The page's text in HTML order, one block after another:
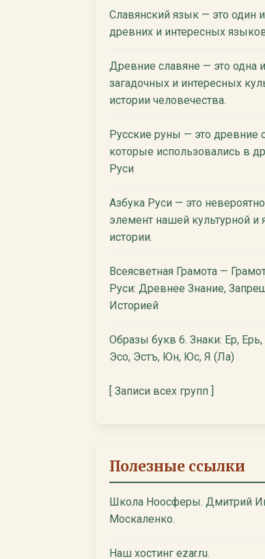
Славянский язык — это один
древних и интересных
Древние славяне — это одна
загадочных и интересных
истории человечества.
Русские руны — это древние
которые использовались в
Руси
Азбука Руси — это
элемент нашей культурной и
истории.
Всеясветная Грамота —
Руси: Древнее Знание,
Историей
Образы букв 6. Знаки: Ер,
Эсо, Эстъ, Юн, Юс, Я (Ла)
[ Записи всех групп ]
Полезные ссылки
Школа Ноосферы. Дмитрий
Москаленко.
Наш хостинг ezar.ru.